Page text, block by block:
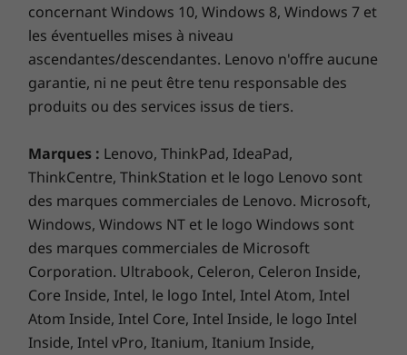
LeThinkPhone25 by Motorola ouvre une
nouvelle ère de technologies durables pour
vous permettre d’être toujours prêt, quels que
soient les défis qui vous attendent dans votre
journée de travail.
2 fois plus robuste
Travaillez encore plus dur avec les
performances multipliées par deux contre les
chutes et les rayures du verre Gorilla®Glass 7i
par rapport au verre Gorilla®Glass 5. Vous
avez l’esprit tranquille grâce à la protection
accrue contre les chutes d’une hauteur
pouvant atteindre 1,2 mètre.1
Résolution de l’écran
Super HD (2 670 x 1 220)
460ppi
Format de l’écran
Ratio écran-face avant
95.30%
Certifications de l’écran
Réduction de la lumière bleue certifiée SGS
Réduction de flou de mouvement certifié SGS
batterie
concernant Windows 10, Windows 8, Windows 7 et
les éventuelles mises à niveau
ascendantes/descendantes. Lenovo n'offre aucune
garantie, ni ne peut être tenu responsable des
produits ou des services issus de tiers.
Marques : Lenovo, ThinkPad, IdeaPad,
ThinkCentre, ThinkStation et le logo Lenovo sont
des marques commerciales de Lenovo. Microsoft,
Windows, Windows NT et le logo Windows sont
des marques commerciales de Microsoft
Corporation. Ultrabook, Celeron, Celeron Inside,
Core Inside, Intel, le logo Intel, Intel Atom, Intel
Atom Inside, Intel Core, Intel Inside, le logo Intel
Inside, Intel vPro, Itanium, Itanium Inside,